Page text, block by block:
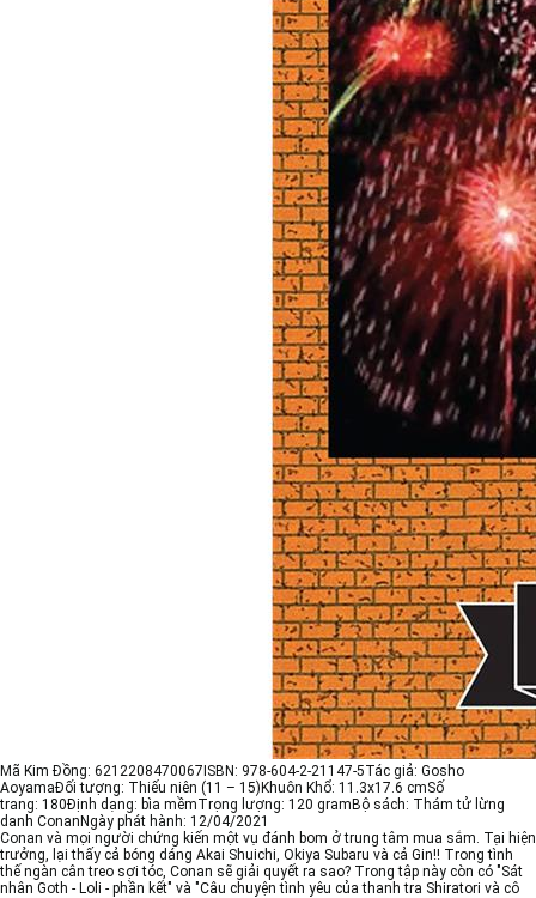
Mã Kim Đồng: 6212208470067 ISBN: 978-604-2-21147-5Tác giả: Gosho
AoyamaĐối tượng: Thiếu niên (11 – 15) Khuôn Khổ: 11.3x17.6 cmSố
trang: 180Định dạng: bìa mềmTrọng lượng: 120 gram Bộ sách: Thám tử lừng
danh Conan Ngày phát hành: 12/04/2021
Conan và mọi người chứng kiến một vụ đánh bom ở trung tâm mua sắm. Tại hiện
trưởng, lại thấy cả bóng dáng Akai Shuichi, Okiya Subaru và cả Gin!! Trong tình
thế ngàn cân treo sợi tóc, Conan sẽ giải quyết ra sao? Trong tập này còn có "Sát
nhân Goth - Loli - phần kết" và "Câu chuyện tình yêu của thanh tra Shiratori và cô